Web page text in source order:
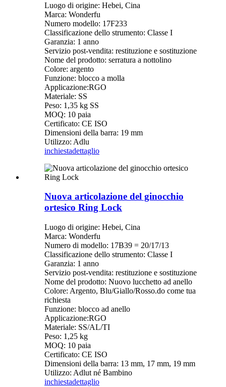
Luogo di origine: Hebei, Cina
Marca: Wonderfu
Numero modello: 17F233
Classificazione dello strumento: Classe I
Garanzia: 1 anno
Servizio post-vendita: restituzione e sostituzione
Nome del prodotto: serratura a nottolino
Colore: argento
Funzione: blocco a molla
Applicazione:RGO
Materiale: SS
Peso: 1,35 kg SS
MOQ: 10 paia
Certificato: CE ISO
Dimensioni della barra: 19 mm
Utilizzo: Adlu
inchiestadettaglio
Nuova articolazione del ginocchio
ortesico Ring Lock
Luogo di origine: Hebei, Cina
Marca: Wonderfu
Numero di modello: 17B39 = 20/17/13
Classificazione dello strumento: Classe I
Garanzia: 1 anno
Servizio post-vendita: restituzione e sostituzione
Nome del prodotto: Nuovo lucchetto ad anello
Colore: Argento, Blu/Giallo/Rosso.do come tua
richiesta
Funzione: blocco ad anello
Applicazione:RGO
Materiale: SS/AL/TI
Peso: 1,25 kg
MOQ: 10 paia
Certificato: CE ISO
Dimensioni della barra: 13 mm, 17 mm, 19 mm
Utilizzo: Adlut né Bambino
inchiestadettaglio